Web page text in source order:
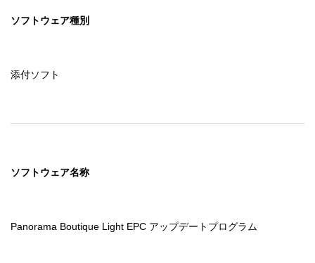
セイコーエプソン株式会社に帰属します。
ソフトウェア種別
添付ソフト
ソフトウェア名称
Panorama Boutique Light EPC アップデートプログラム